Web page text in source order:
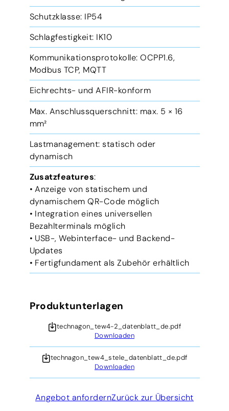
Schutzklasse: IP54
Schlagfestigkeit: IK10
Kommunikationsprotokolle: OCPP1.6,
Modbus TCP, MQTT
Eichrechts- und AFIR-konform
Max. Anschlussquerschnitt: max. 5 × 16
mm²
Lastmanagement: statisch oder
dynamisch
Zusatzfeatures:
• Anzeige von statischem und
dynamischem QR-Code möglich
• Integration eines universellen
Bezahlterminals möglich
• USB-, Webinterface- und Backend-
Updates
• Fertigfundament als Zubehör erhältlich
Produktunterlagen
technagon_tew4-2_datenblatt_de.pdf
Downloaden
technagon_tew4_stele_datenblatt_de.pdf
Downloaden
Angebot anfordernZurück zur Übersicht